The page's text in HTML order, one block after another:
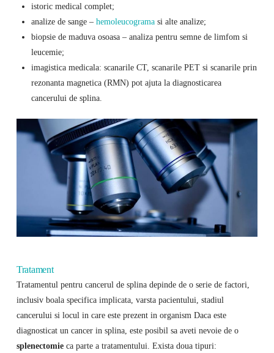
istoric medical complet;
analize de sange – hemoleucogramasi alte analize;
biopsie de maduva osoasa – analiza pentru semne de limfom si
leucemie;
imagistica medicala: scanarile CT, scanarile PET si scanarile prin
rezonanta magnetica (RMN) pot ajuta la diagnosticarea
cancerului de splina.
Tratament
Tratamentul pentru cancerul de splina depinde de o serie de factori,
inclusiv boala specifica implicata, varsta pacientului, stadiul
cancerului si locul in care este prezent in organism Daca este
diagnosticat un cancer in splina, este posibil sa aveti nevoie de o
splenectomieca parte a tratamentului. Exista doua tipuri: